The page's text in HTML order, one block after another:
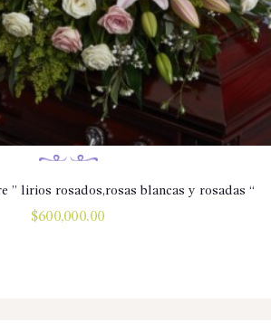
” lirios rosados,rosas blancas y rosadas “
$600,000.00